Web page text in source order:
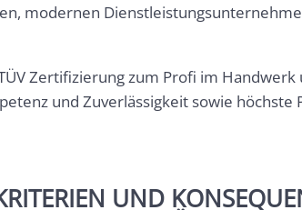
modernen
Zertifizierung zum Profi im
und Zuverlässigkeit sowie
UND